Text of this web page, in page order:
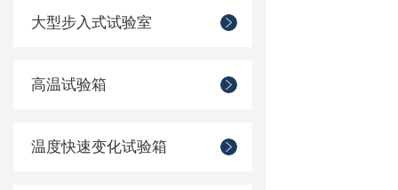
大型步入式试验室
高温试验箱
温度快速变化试验箱